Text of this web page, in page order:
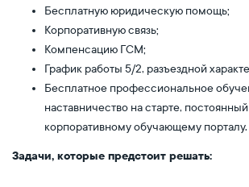
Бесплатную юридическую помощь;
Корпоративную связь;
Компенсацию ГСМ;
График работы 5/2, разъездной
Бесплатное профессиональное
наставничество на старте,
корпоративному обучающему порталу.
Задачи, которые предстоит решать: